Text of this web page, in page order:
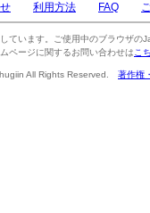
利用方法 FAQ
ています。ご使用中のブラウザの
ページに関するお問い合わせは こ
All Rights Reserved. 著作権